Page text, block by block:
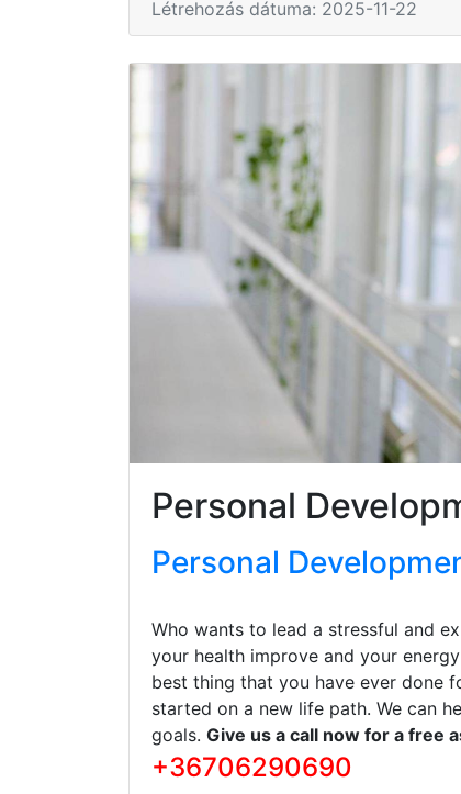
Létrehozás dátuma: 2025-11-22
Personal
Personal
Who wants to lead a stressful and
your health improve and your
best thing that you have ever done
started on a new life path. We can
goals. Give us a call now for a free
+36706290690